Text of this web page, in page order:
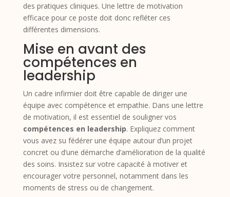
des pratiques cliniques. Une lettre de motivation
efficace pour ce poste doit donc refléter ces
différentes dimensions.
Mise en avant des
compétences en
leadership
Un cadre infirmier doit être capable de diriger une
équipe avec compétence et empathie. Dans une lettre
de motivation, il est essentiel de souligner vos
compétences en leadership. Expliquez comment
vous avez su fédérer une équipe autour d’un projet
concret ou d’une démarche d’amélioration de la qualité
des soins. Insistez sur votre capacité à motiver et
encourager votre personnel, notamment dans les
moments de stress ou de changement.